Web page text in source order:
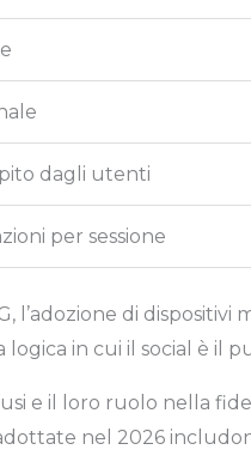
dagli utenti
per sessione
l’adozione di
logica in cui il social è il
e il loro ruolo nella
nel 2026